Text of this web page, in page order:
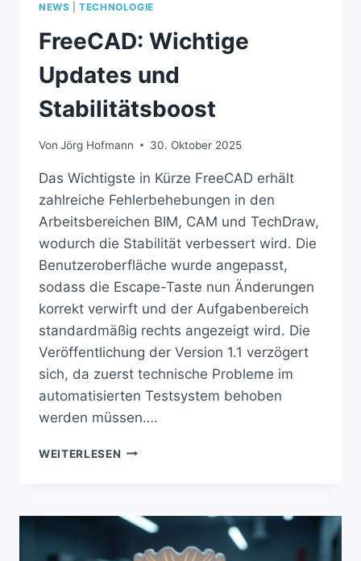
NEWS |TECHNOLOGIE
FreeCAD: Wichtige
Updates und
Stabilitätsboost
Von Jörg Hofmann 30. Oktober 2025
Das Wichtigste in Kürze FreeCAD erhält
zahlreiche Fehlerbehebungen in den
Arbeitsbereichen BIM, CAM und TechDraw,
wodurch die Stabilität verbessert wird. Die
Benutzeroberfläche wurde angepasst,
sodass die Escape-Taste nun Änderungen
korrekt verwirft und der Aufgabenbereich
standardmäßig rechts angezeigt wird. Die
Veröffentlichung der Version 1.1 verzögert
sich, da zuerst technische Probleme im
automatisierten Testsystem behoben
werden müssen….
WEITERLESEN FREECAD:
STABILITÄTSBOOST